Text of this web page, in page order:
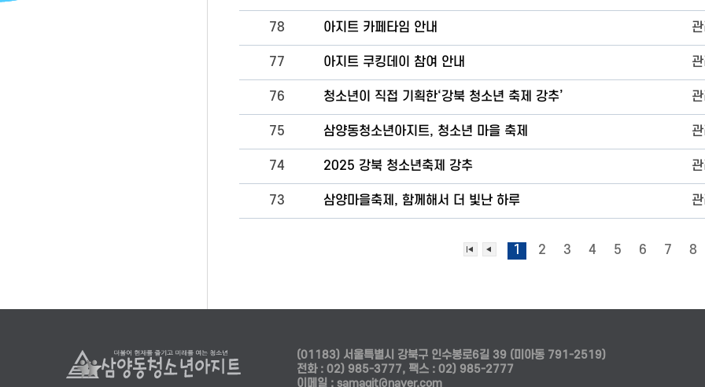
78 아지트 카페타임 안내
77 아지트 쿠킹데이 참여 안내
76 청소년이 직접 기획한‘강북 청소년 축제 강추’
75 삼양동청소년아지트, 청소년 마을 축제
74 2025 강북 청소년축제 강추
73 삼양마을축제, 함께해서 더 빛난 하루
1 2 3 4 5 6 7 8
(01183) 서울특별시 강북구 인수봉로6길 39 (미아동 791-2519)
전화 : 02) 985-3777, 팩스 : 02) 985-2777
이메일 : samagit@naver.com